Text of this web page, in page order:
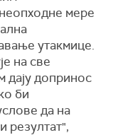
мере
утакмице.
на све
дају допринос
би
да на
резултат",